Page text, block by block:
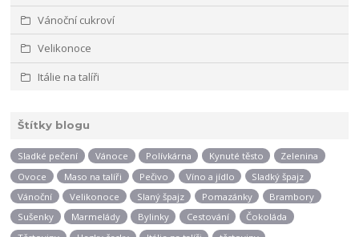
Vánoční cukroví
Velikonoce
Itálie na talíři
Štítky blogu
Sladké pečení Vánoce Polívkárna Kynuté těsto
Zelenina
Ovoce
Maso na talíři Pečivo Víno a jídlo
Sladký špajz
Vánoční
Velikonoce Slaný špajz Pomazánky
Brambory
Sušenky
Marmelády Bylinky Cestování
Čokoláda